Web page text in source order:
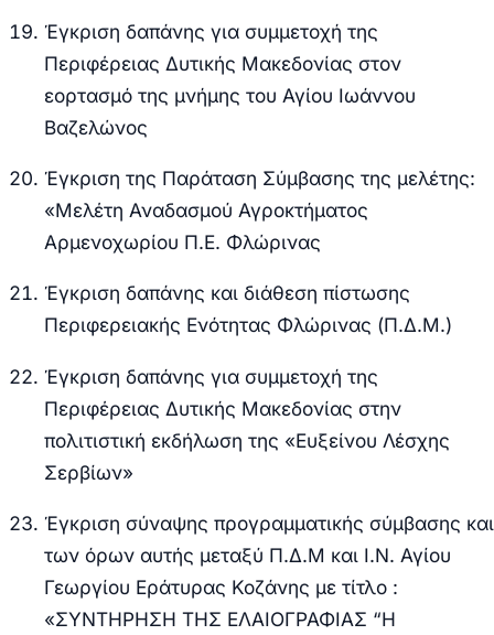
Έγκριση δαπάνης για συμμετοχή της
Περιφέρειας Δυτικής Μακεδονίας στον
εορτασμό της μνήμης του Αγίου Ιωάννου
Βαζελώνος
Έγκριση της Παράταση Σύμβασης της μελέτης:
«Μελέτη Αναδασμού Αγροκτήματος
Αρμενοχωρίου Π.Ε. Φλώρινας
Έγκριση δαπάνης και διάθεση πίστωσης
Περιφερειακής Ενότητας Φλώρινας (Π.Δ.Μ.)
Έγκριση δαπάνης για συμμετοχή της
Περιφέρειας Δυτικής Μακεδονίας στην
πολιτιστική εκδήλωση της «Ευξείνου Λέσχης
Σερβίων»
Έγκριση σύναψης προγραμματικής σύμβασης και
των όρων αυτής μεταξύ Π.Δ.Μ και Ι.Ν. Αγίου
Γεωργίου Εράτυρας Κοζάνης με τίτλο :
«ΣΥΝΤΗΡΗΣΗ ΤΗΣ ΕΛΑΙΟΓΡΑΦΙΑΣ “Η